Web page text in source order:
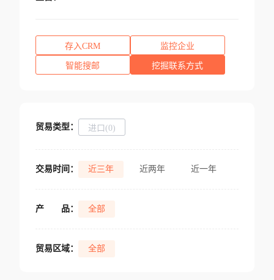
存入CRM 监控企业
智能搜邮 挖掘联系方式
贸易类型： 进口(0)
交易时间： 近三年 近两年 近一年
产 品： 全部
贸易区域： 全部